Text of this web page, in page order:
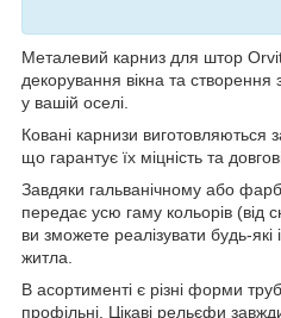
Металевий карниз для штор
декорування вікна та створення
у вашій оселі.
Ковані карнизи виготовляються
що гарантує їх міцність та
Завдяки гальванічному або
передає усю гаму кольорів (від
ви зможете реалізувати будь-
житла.
В асортименті є різні форми
профільні. Цікаві рельєфи